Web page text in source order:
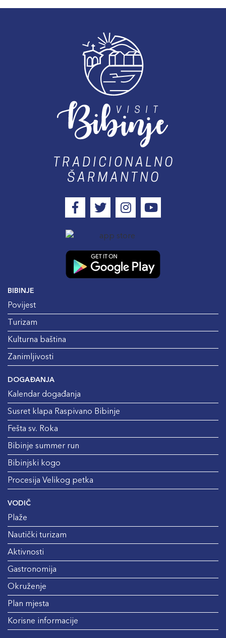
BIBINJE
Povijest
Turizam
Kulturna baština
Zanimljivosti
DOGAĐANJA
Kalendar događanja
Susret klapa Raspivano Bibinje
Fešta sv. Roka
Bibinje summer run
Bibinjski kogo
Procesija Velikog petka
VODIČ
Plaže
Nautički turizam
Aktivnosti
Gastronomija
Okruženje
Plan mjesta
Korisne informacije